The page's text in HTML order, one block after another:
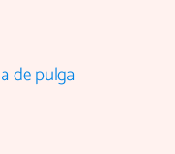
de pulga